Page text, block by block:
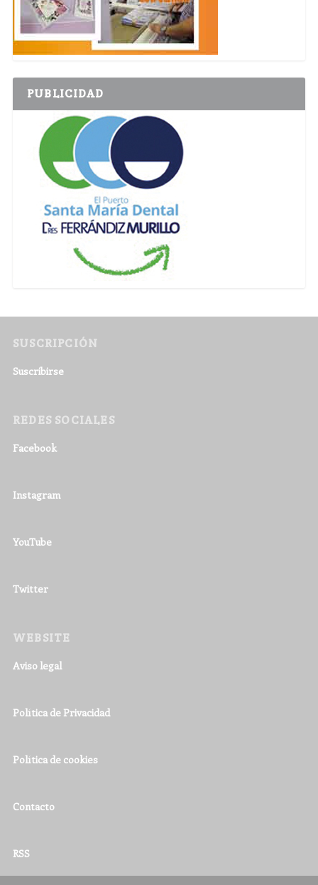
PUBLICIDAD
SUSCRIPCIÓN
Suscribirse
REDES SOCIALES
Facebook
Instagram
YouTube
Twitter
WEBSITE
Aviso legal
Política de Privacidad
Política de cookies
Contacto
RSS